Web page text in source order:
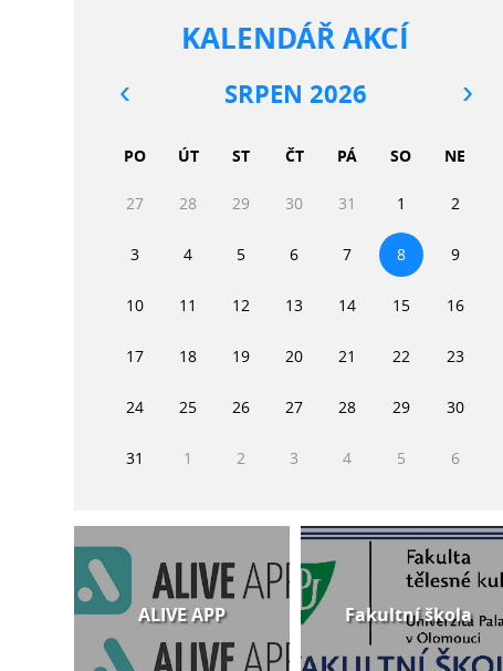
KALENDÁŘ AKCÍ
SRPEN 2026
PO ÚT ST ČT PÁ SO NE
27 28 29 30 31 1 2
3 4 5 6 7 8 9
10 11 12 13 14 15 16
17 18 19 20 21 22 23
24 25 26 27 28 29 30
31 1 2 3 4 5 6
ALIVE APP Fakultní škola